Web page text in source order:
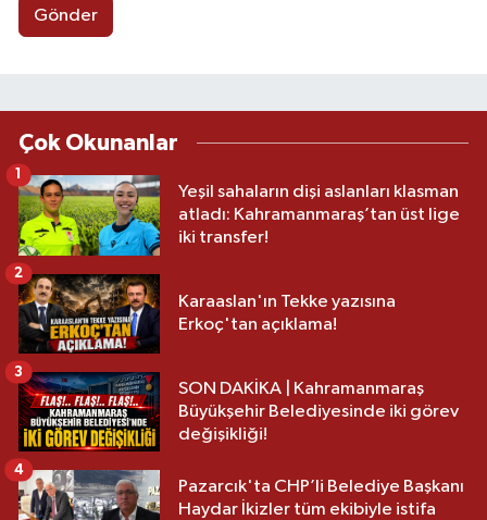
Gönder
Çok Okunanlar
Yeşil sahaların dişi aslanları klasman
atladı: Kahramanmaraş’tan üst lige
iki transfer!
Karaaslan'ın Tekke yazısına
Erkoç'tan açıklama!
2
SON DAKİKA | Kahramanmaraş
Büyükşehir Belediyesinde iki görev
değişikliği!
3
Pazarcık'ta CHP’li Belediye Başkanı
Haydar İkizler tüm ekibiyle istifa
4